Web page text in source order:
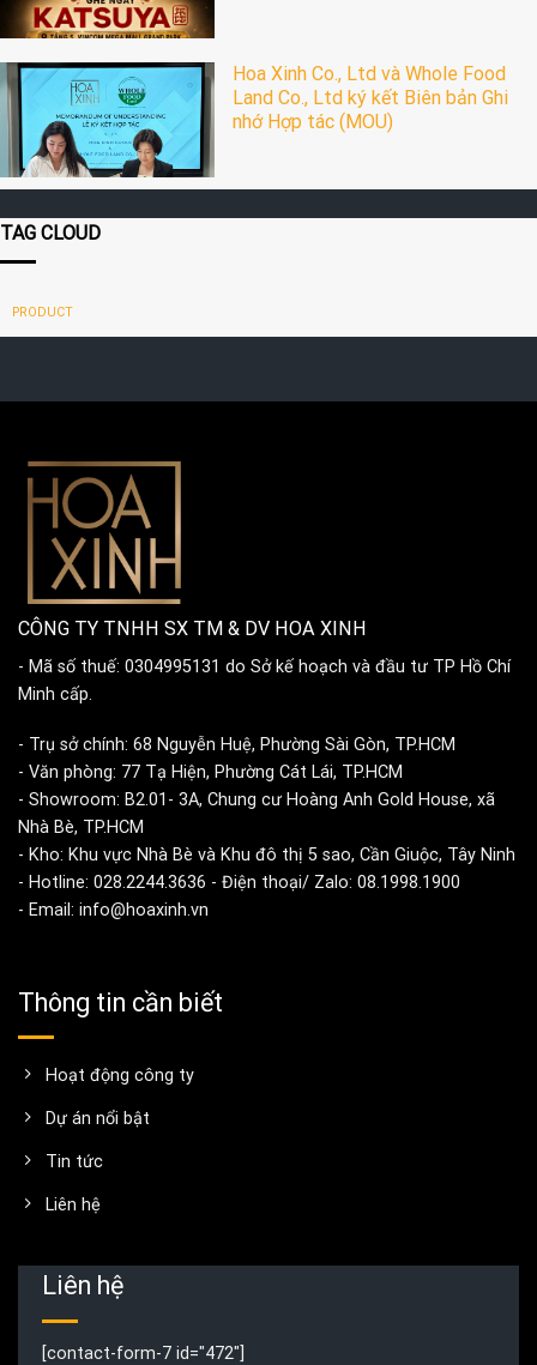
Hoa Xinh Co., Ltd và Whole Food
Land Co., Ltd ký kết Biên bản Ghi
nhớ Hợp tác (MOU)
TAG CLOUD
PRODUCT
CÔNG TY TNHH SX TM & DV HOA XINH
- Mã số thuế: 0304995131 do Sở kế hoạch và đầu tư TP Hồ Chí
Minh cấp.
- Trụ sở chính: 68 Nguyễn Huệ, Phường Sài Gòn, TP.HCM
- Văn phòng: 77 Tạ Hiện, Phường Cát Lái, TP.HCM
- Showroom: B2.01- 3A, Chung cư Hoàng Anh Gold House, xã
Nhà Bè, TP.HCM
- Kho: Khu vực Nhà Bè và Khu đô thị 5 sao, Cần Giuộc, Tây Ninh
- Hotline: 028.2244.3636 - Điện thoại/ Zalo: 08.1998.1900
- Email: info@hoaxinh.vn
Thông tin cần biết
Hoạt động công ty
Dự án nổi bật
Tin tức
Liên hệ
Liên hệ
[contact-form-7 id="472"]